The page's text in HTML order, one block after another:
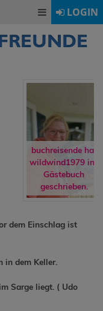
LOGIN
buchreisende hat
wildwind1979ins
Gästebuch
geschrieben.
dem Einschlag ist
in dem Keller.
Sarge liegt. ( Udo